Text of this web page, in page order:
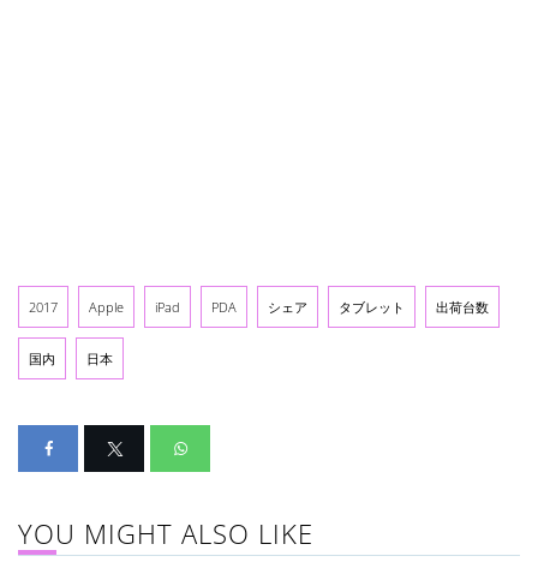
2017 Apple iPad PDA シェア タブレット 出荷台数
国内 日本
YOU MIGHT ALSO LIKE